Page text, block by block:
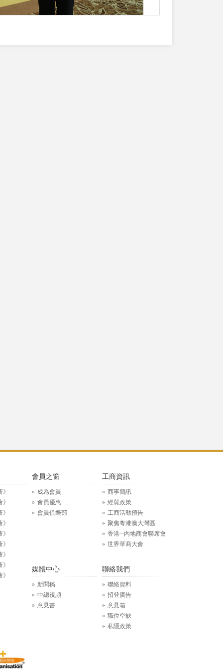
會員之窗
成為會員
會員優惠
會員俱樂部
工商資訊
商事簡訊
經貿政策
工商活動預告
聚焦粵港澳大灣區
香港─內地商會聯席會
世界華商大會
媒體中心
新聞稿
中總視頻
意見書
聯絡我們
聯絡資料
招登廣告
意見箱
職位空缺
私隱政策